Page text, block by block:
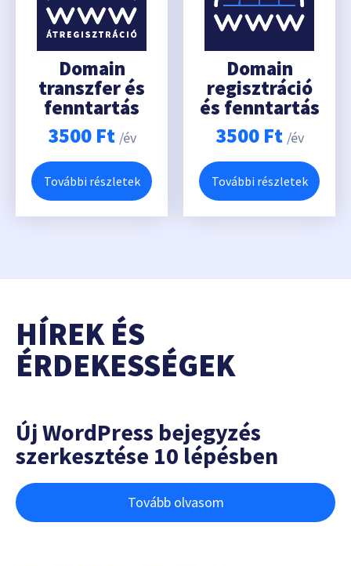
Domain
transzfer és
fenntartás
3500 Ft /év
További részletek
Domain
regisztráció
és fenntartás
3500 Ft /év
További részletek
HÍREK ÉS
ÉRDEKESSÉGEK
Új WordPress bejegyzés
szerkesztése 10 lépésben
Tovább olvasom